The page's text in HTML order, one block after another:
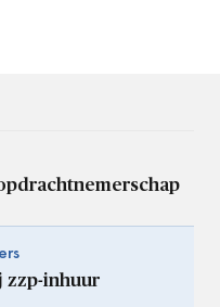
zzp-inhuur